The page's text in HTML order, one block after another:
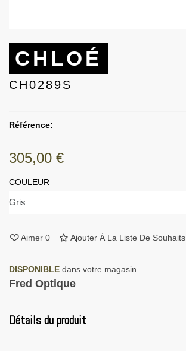
CHLOÉ
CH0289S
Référence:
305,00 €
COULEUR
Aimer 0 Ajouter À La Liste De Souhaits
DISPONIBLE dans votre magasin
Fred Optique
Détails du produit